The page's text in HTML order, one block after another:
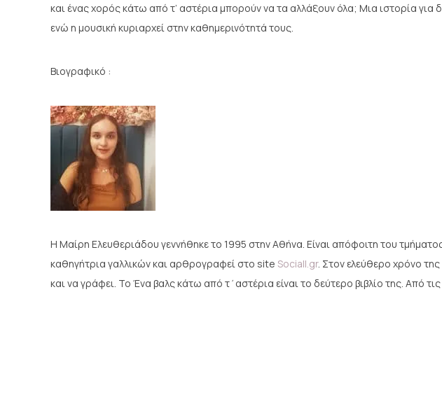
και ένας χορός κάτω από τ’ αστέρια μπορούν να τα αλλάξουν όλα; Μια ιστορία
ενώ η μουσική κυριαρχεί στην καθημερινότητά τους.
Βιογραφικό :
Η Μαίρη Ελευθεριάδου γεννήθηκε το 1995 στην Αθήνα. Είναι απόφοιτη του
καθηγήτρια γαλλικών και αρθρογραφεί στο site Sociall.gr. Στον ελεύθερο χρόνο
και να γράφει. Το Ένα βαλς κάτω από τ΄αστέρια είναι το δεύτερο βιβλίο της. Από